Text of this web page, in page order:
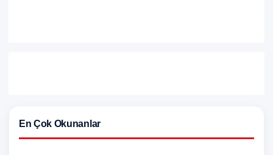
En Çok Okunanlar